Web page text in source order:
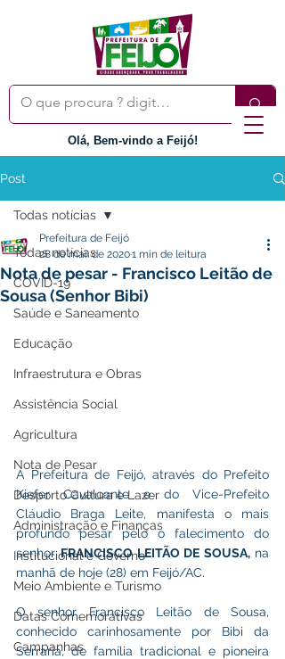
Olá, Bem-vindo a Feijó!
Post
Todas notícias
COVID-19
Saúde e Saneamento
Educação
Infraestrutura e Obras
Assistência Social
Agricultura
Nota de Pesar
Desporto Cultura e Lazer
Administração e Finanças
Institucional e Governo
Meio Ambiente e Turismo
Datas Comemorativas
Campanhas
Todas notícias
Nota de pesar - Francisco Leitão de
Sousa (Senhor Bibi)
Prefeitura de Feijó
28 de mai. de 20201 min de leitura
A Prefeitura de Feijó, através do Prefeito
Kiefer Cavalcante e do Vice-Prefeito
Cláudio Braga Leite, manifesta o mais
profundo pesar pelo o falecimento do
senhor FRANCISCO LEITÃO DE SOUSA, na
manhã de hoje (28) em Feijó/AC.
O senhor Francisco Leitão de Sousa,
conhecido carinhosamente por Bibi da
Serraria, de família tradicional e pioneira